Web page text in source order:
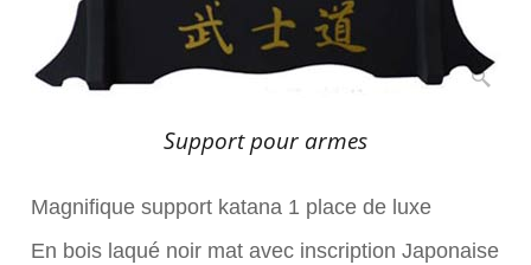
Support pour armes
Magnifique support katana 1 place de luxe
En bois laqué noir mat avec inscription Japonaise